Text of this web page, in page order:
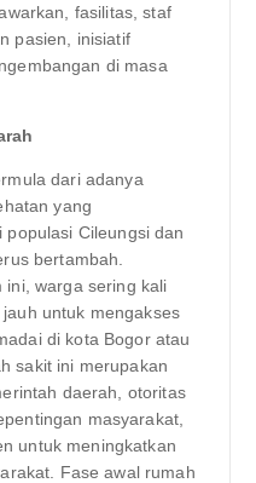
fasilitas, staf
pasien, inisiatif
di masa
dari adanya
yang
Cileungsi dan
bertambah.
ini, warga sering kali
untuk mengakses
di kota Bogor atau
sakit ini merupakan
daerah, otoritas
masyarakat,
untuk meningkatkan
Fase awal rumah